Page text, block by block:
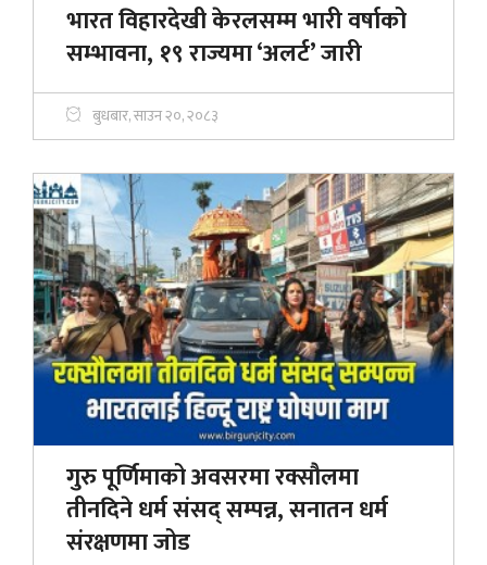
भारत विहारदेखी केरलसम्म भारी वर्षाको
सम्भावना, १९ राज्यमा ‘अलर्ट’ जारी
बुधबार, साउन २०, २०८३
गुरु पूर्णिमाको अवसरमा रक्सौलमा
तीनदिने धर्म संसद् सम्पन्न, सनातन धर्म
संरक्षणमा जोड